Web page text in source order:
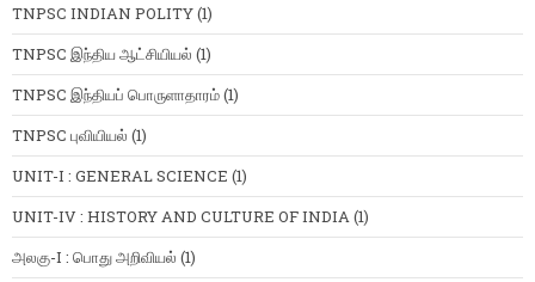
TNPSC INDIAN POLITY(1)
TNPSC இந்திய ஆட்சியியல் (1)
TNPSC இந்தியப் பொருளாதாரம்(1)
TNPSC புவியியல் (1)
UNIT-I : GENERAL SCIENCE (1)
UNIT-IV : HISTORY AND CULTURE OF INDIA(1)
அலகு-I : பொது அறிவியல் (1)